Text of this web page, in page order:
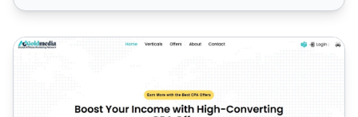
Programa de Afiliados de AdGoldMedia